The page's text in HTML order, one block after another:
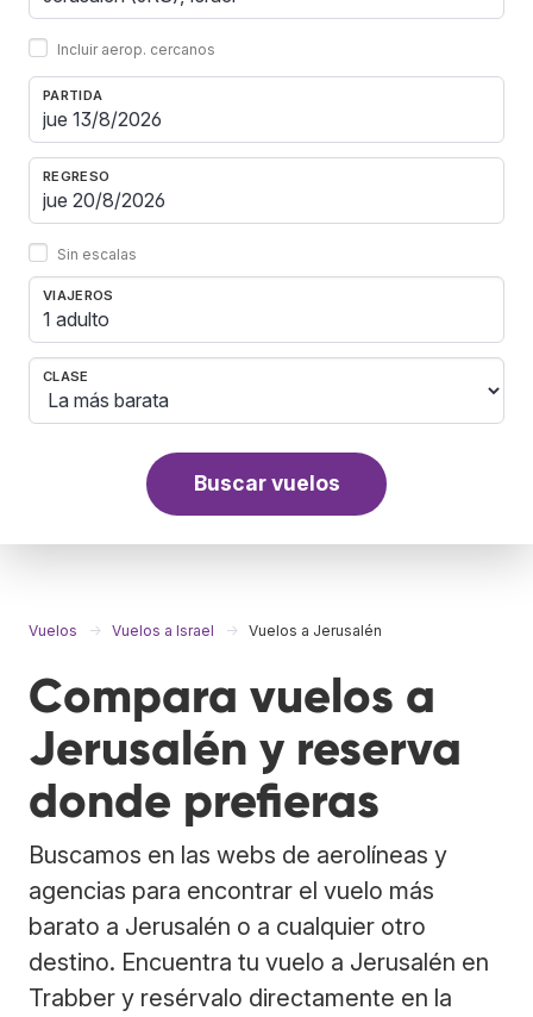
Incluir aerop. cercanos
PARTIDA
REGRESO
Sin escalas
VIAJEROS
1 adulto
CLASE
Buscar vuelos
Vuelos Vuelos a Israel Vuelos a Jerusalén
Compara vuelos a
Jerusalén y reserva
donde prefieras
Buscamos en las webs de aerolíneas y
agencias para encontrar el vuelo más
barato a Jerusalén o a cualquier otro
destino. Encuentra tu vuelo a Jerusalén en
Trabber y resérvalo directamente en la